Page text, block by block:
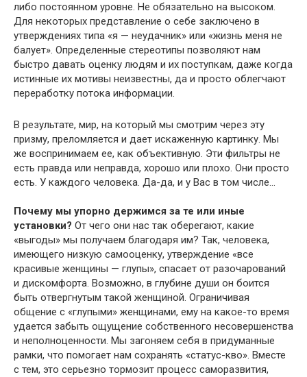
либо постоянном уровне. Не обязательно на высоком.
Для некоторых представление о себе заключено в
утверждениях типа «я — неудачник» или «жизнь меня не
балует». Определенные стереотипы позволяют нам
быстро давать оценку людям и их поступкам, даже когда
истинные их мотивы неизвестны, да и просто облегчают
переработку потока информации.
В результате, мир, на который мы смотрим через эту
призму, преломляется и дает искаженную картинку. Мы
же воспринимаем ее, как объективную. Эти фильтры не
есть правда или неправда, хорошо или плохо. Они просто
есть. У каждого человека. Да-да, и у Вас в том числе…
Почему мы упорно держимся за те или иные
установки? От чего они нас так оберегают, какие
«выгоды» мы получаем благодаря им? Так, человека,
имеющего низкую самооценку, утверждение «все
красивые женщины — глупы», спасает от разочарований
и дискомфорта. Возможно, в глубине души он боится
быть отвергнутым такой женщиной. Ограничивая
общение с «глупыми» женщинами, ему на какое-то время
удается забыть ощущение собственного несовершенства
и неполноценности. Мы загоняем себя в придуманные
рамки, что помогает нам сохранять «статус-кво». Вместе
с тем, это серьезно тормозит процесс саморазвития,